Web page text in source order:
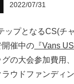
2022/07/31
ップとなるCS(チ
開催中の 『Vans
グの大会参加費用
ウドファンディ